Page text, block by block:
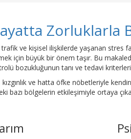
Zorluklarla
ve kişisel ilişkilerde yaşanan stres
için büyük bir önem taşır. Bu
bozukluğunun tanı ve tedavi
kızgınlık ve hatta öfke nöbetleriyle
bazı bölgelerin etkileşimiyle ortaya